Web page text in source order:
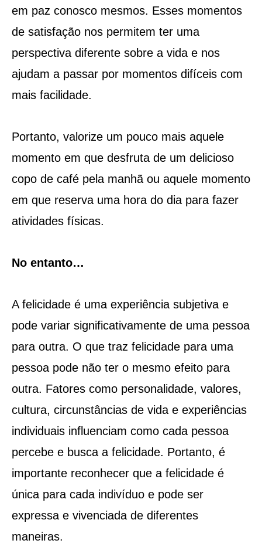
em paz conosco mesmos. Esses momentos
de satisfação nos permitem ter uma
perspectiva diferente sobre a vida e nos
ajudam a passar por momentos difíceis com
mais facilidade.
Portanto, valorize um pouco mais aquele
momento em que desfruta de um delicioso
copo de café pela manhã ou aquele momento
em que reserva uma hora do dia para fazer
atividades físicas.
No entanto…
A felicidade é uma experiência subjetiva e
pode variar significativamente de uma pessoa
para outra. O que traz felicidade para uma
pessoa pode não ter o mesmo efeito para
outra. Fatores como personalidade, valores,
cultura, circunstâncias de vida e experiências
individuais influenciam como cada pessoa
percebe e busca a felicidade. Portanto, é
importante reconhecer que a felicidade é
única para cada indivíduo e pode ser
expressa e vivenciada de diferentes
maneiras.